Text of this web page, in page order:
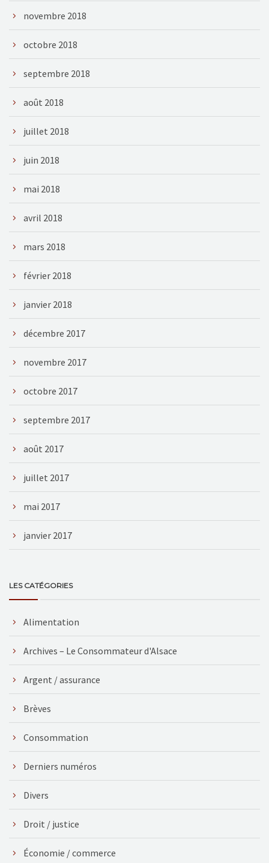
novembre 2018
octobre 2018
septembre 2018
août 2018
juillet 2018
juin 2018
mai 2018
avril 2018
mars 2018
février 2018
janvier 2018
décembre 2017
novembre 2017
octobre 2017
septembre 2017
août 2017
juillet 2017
mai 2017
janvier 2017
LES CATÉGORIES
Alimentation
Archives – Le Consommateur d'Alsace
Argent / assurance
Brèves
Consommation
Derniers numéros
Divers
Droit / justice
Économie / commerce